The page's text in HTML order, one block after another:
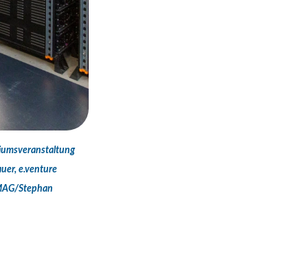
e.venture
Stephan